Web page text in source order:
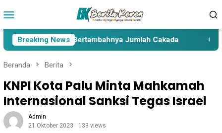
ke
Mobile
Breaking News
Paslon Pasca Bertambahnya Jumlah Cakada
Beranda Berita
KNPI Kota Palu Minta Mahkamah
Internasional Sanksi Tegas Israel
Admin
21 Oktober 2023
133 views